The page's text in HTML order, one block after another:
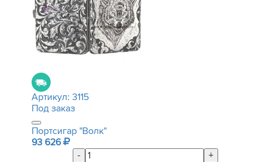
Артикул: 3115
Под заказ
Портсигар "Волк"
93 626
-
+